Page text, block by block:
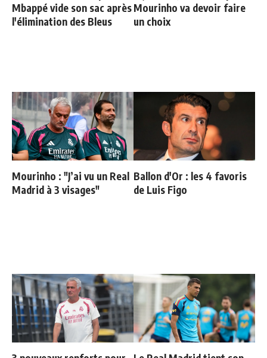
Mbappé vide son sac après
l'élimination des Bleus
Mourinho va devoir faire
un choix
Mourinho : "J’ai vu un Real
Madrid à 3 visages"
Ballon d'Or : les 4 favoris
de Luis Figo